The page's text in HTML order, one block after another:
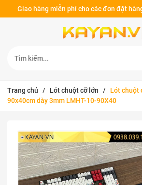
Giao hàng miễn phí cho các đơn đặt
Trang chủ / Lót chuột cỡ lớn /
Lót chuột
90x40cm dày 3mm LMHT-10-90X40